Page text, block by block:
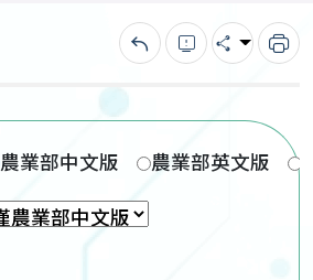
回上一頁錯誤回報
分享 列
農業部中文版 農業部英文版